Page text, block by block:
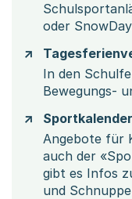
oder
In den
Bewegungs-
Sportkalender
Angebote für
auch der
gibt es Infos
und